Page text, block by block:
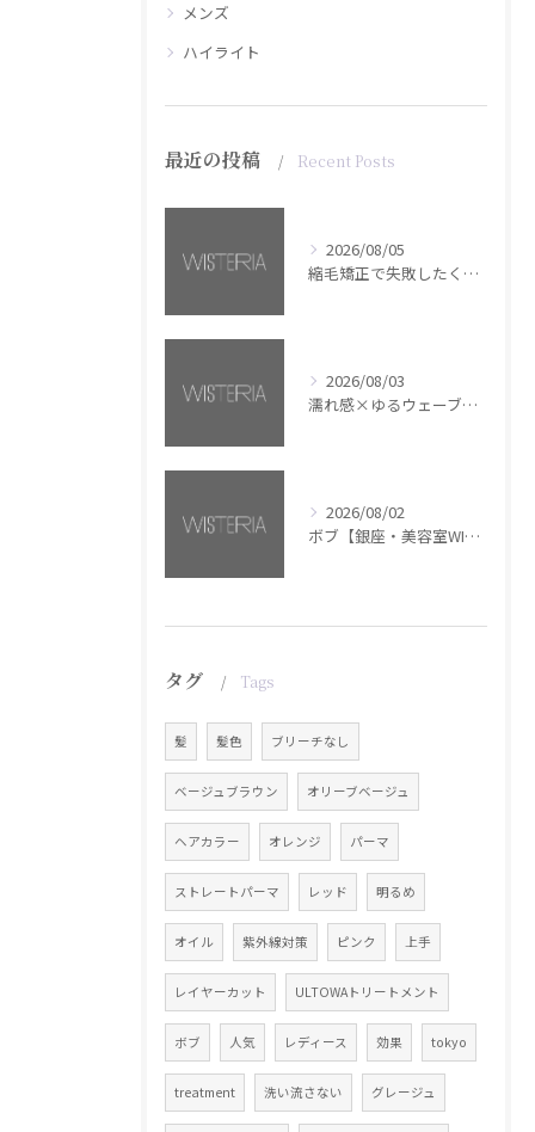
メンズ
ハイライト
最近の投稿 Recent Posts
2026/08/05
縮毛矯正で失敗したくない方へ【銀座・美容室WISTERIA】
2026/08/03
濡れ感×ゆるウェーブミディアム【銀座・美容室WISTERIA】
2026/08/02
ボブ【銀座・美容室WISTERIA】
タグ Tags
髪 髪色 ブリーチなし
ベージュブラウン オリーブベージュ
ヘアカラー オレンジ パーマ
ストレートパーマ レッド 明るめ
オイル 紫外線対策 ピンク 上手
レイヤーカット ULTOWAトリートメント
ボブ 人気 レディース 効果 tokyo
treatment 洗い流さない グレージュ